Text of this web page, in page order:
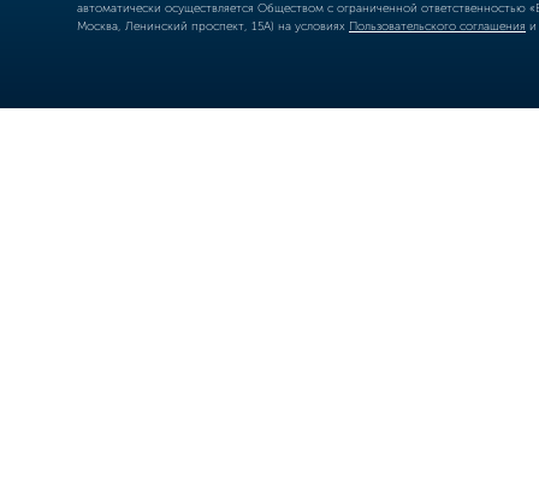
автоматически осуществляется Обществом с ограниченной
Москва, Ленинский проспект, 15А) на условиях Пользовательского соглашения и